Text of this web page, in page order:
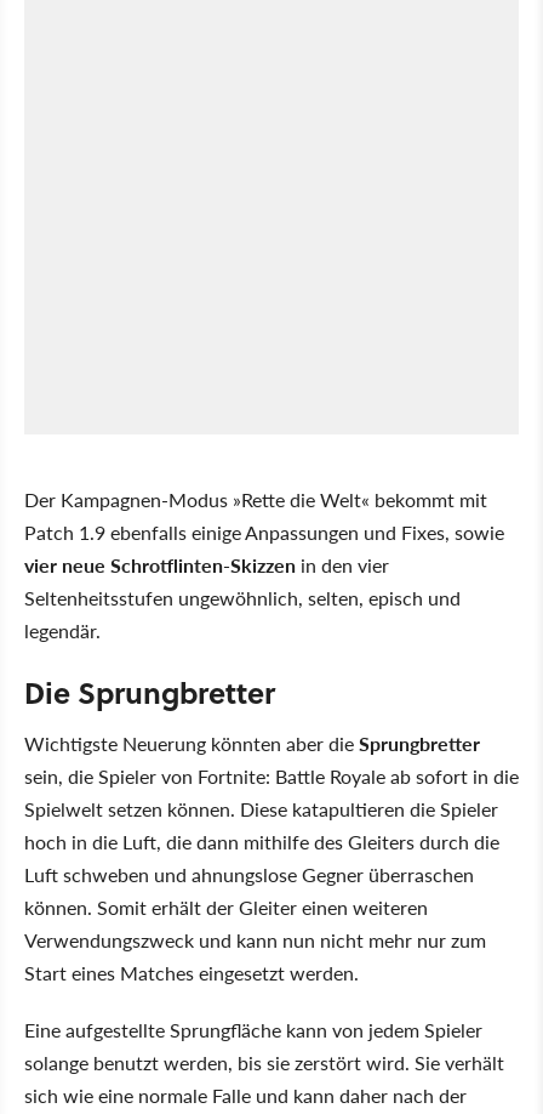
Der Kampagnen-Modus »Rette die Welt« bekommt mit
Patch 1.9 ebenfalls einige Anpassungen und Fixes, sowie
vier neue Schrotflinten-Skizzen in den vier
Seltenheitsstufen ungewöhnlich, selten, episch und
legendär.
Die Sprungbretter
Wichtigste Neuerung könnten aber dieSprungbretter
sein, die Spieler von Fortnite: Battle Royale ab sofort in die
Spielwelt setzen können. Diese katapultieren die Spieler
hoch in die Luft, die dann mithilfe des Gleiters durch die
Luft schweben und ahnungslose Gegner überraschen
können. Somit erhält der Gleiter einen weiteren
Verwendungszweck und kann nun nicht mehr nur zum
Start eines Matches eingesetzt werden.
Eine aufgestellte Sprungfläche kann von jedem Spieler
solange benutzt werden, bis sie zerstört wird. Sie verhält
sich wie eine normale Falle und kann daher nach der